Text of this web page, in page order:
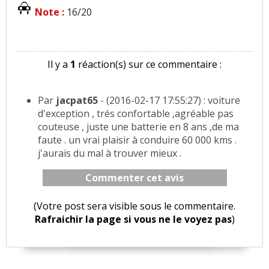
Note : 16/20
Il y a 1 réaction(s) sur ce commentaire :
Par jacpat65 - (2016-02-17 17:55:27) : voiture
d'exception , trés confortable ,agréable pas
couteuse , juste une batterie en 8 ans ,de ma
faute . un vrai plaisir à conduire 60 000 kms .
j'aurais du mal à trouver mieux .
Commenter cet avis
(Votre post sera visible sous le commentaire.
Rafraichir la page si vous ne le voyez pas)